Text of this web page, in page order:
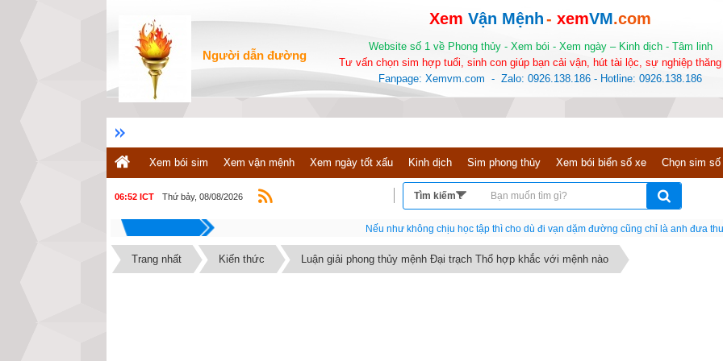
Người dẫn đường
Xem Vận Mệnh- xemVM.com
Website số 1 về Phong thủy - Xem bói - Xem ngày – Kinh dịch - Tâm linh
Tư vấn chọn sim hợp tuổi, sinh con giúp bạn cải vận, hút tài lộc, sự nghiệp
Fanpage: Xemvm.com - Zalo: 0926.138.186 - Hotline: 0926.138.186
Xem bói sim Xem vận mệnh Xem ngày tốt xấu Kinh dịch Sim phong thủy Xem bói biển số xe Chọn sim số
06:52 ICT Thứ bảy, 08/08/2026
Nếu như không chịu học tập thì cho dù đi vạn dặm đường cũng chỉ là anh đưa
Trang nhất Kiến thức Luận giải phong thủy mệnh Đại trạch Thổ hợp khắc với mệnh nào